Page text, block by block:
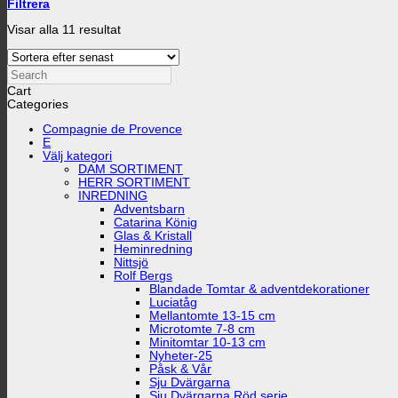
Filtrera
Visar alla 11 resultatSortera
Search
Cart
Categories
Compagnie de Provence
E
Välj kategori
DAM SORTIMENT
HERR SORTIMENT
INREDNING
Adventsbarn
Catarina König
Glas & Kristall
Heminredning
Nittsjö
Rolf Bergs
Blandade Tomtar & adventdekorationer
Luciatåg
Mellantomte 13-15 cm
Microtomte 7-8 cm
Minitomtar 10-13 cm
Nyheter-25
Påsk & Vår
Sju Dvärgarna